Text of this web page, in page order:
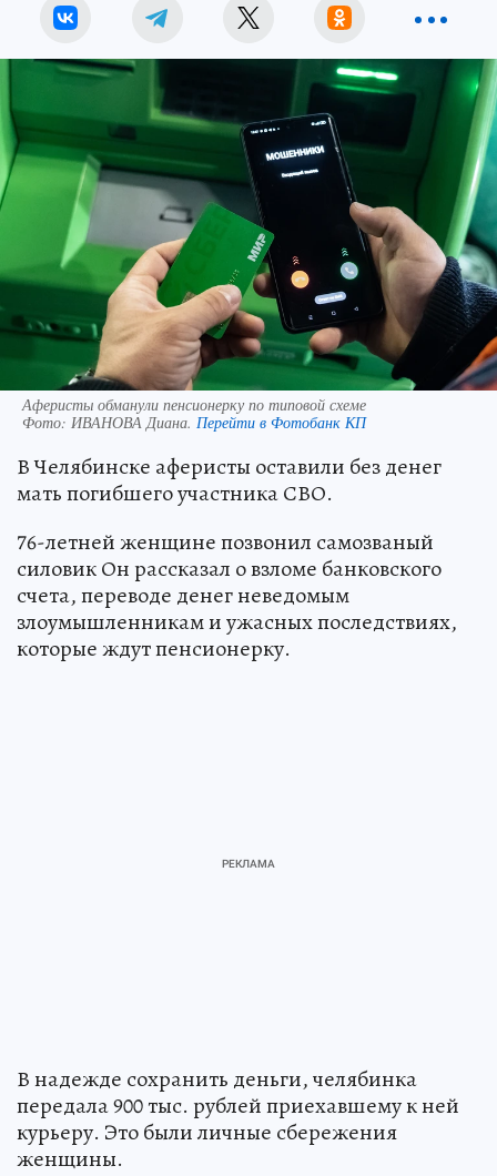
Аферисты обманули пенсионерку по типовой схеме
Фото: ИВАНОВА Диана. Перейти в Фотобанк КП
В Челябинске аферисты оставили без денег
мать погибшего участника СВО.
76-летней женщине позвонил самозваный
силовик Он рассказал о взломе банковского
счета, переводе денег неведомым
злоумышленникам и ужасных последствиях,
которые ждут пенсионерку.
В надежде сохранить деньги, челябинка
передала 900 тыс. рублей приехавшему к ней
курьеру. Это были личные сбережения
женщины.